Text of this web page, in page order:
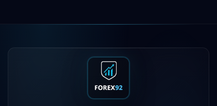
FP Markets — 新零佣金账户
失去监管牌照